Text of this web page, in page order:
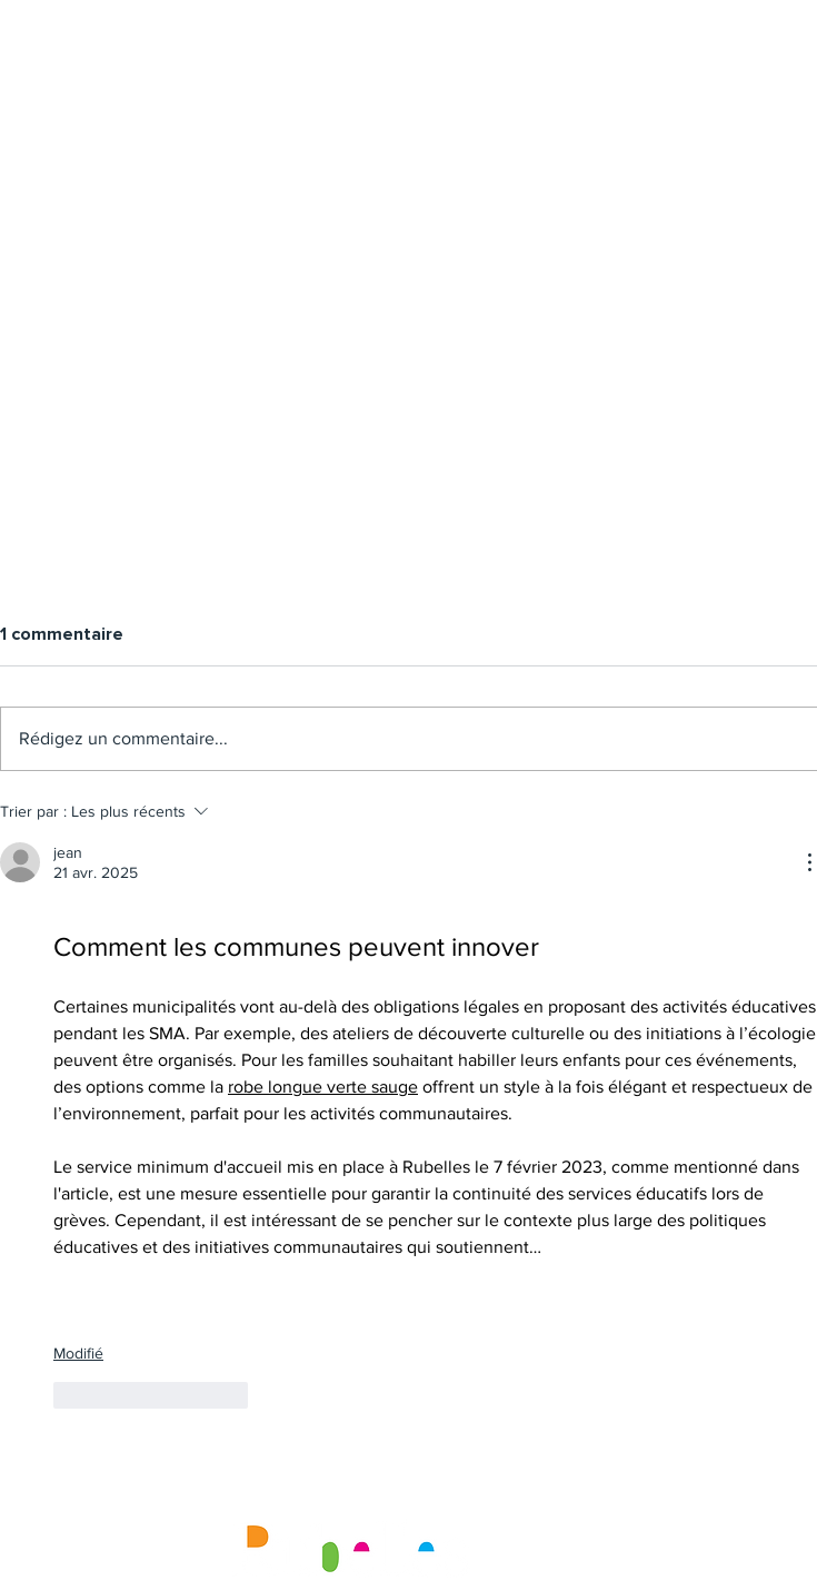
1 commentaire
Rédigez un commentaire...
Trier par : Les plus récents
jean
21 avr. 2025
Comment les communes peuvent innover
Certaines municipalités vont au-delà des obligations légales en proposant des activités éducatives
pendant les SMA. Par exemple, des ateliers de découverte culturelle ou des initiations à l’écologie
peuvent être organisés. Pour les familles souhaitant habiller leurs enfants pour ces événements,
des options comme la robe longue verte sauge offrent un style à la fois élégant et respectueux de
l’environnement, parfait pour les activités communautaires.
Le service minimum d'accueil mis en place à Rubelles le 7 février 2023, comme mentionné dans
l'article, est une mesure essentielle pour garantir la continuité des services éducatifs lors de
grèves. Cependant, il est intéressant de se pencher sur le contexte plus large des politiques
éducatives et des initiatives communautaires qui soutiennent…
Modifié